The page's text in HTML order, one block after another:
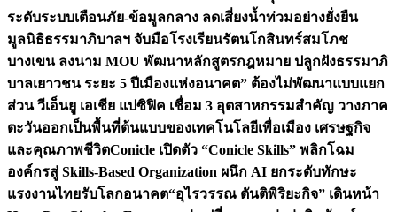
ระดับระบบเตือนภัย-ข้อมูลกลาง ลดเสี่ยงน้ำท่วมอย่างยั่งยืน
มูลนิธิธรรมาภิบาลฯ จับมือโรงเรียนรัตนโกสินทร์สมโภช
บางเขน ลงนาม MOU พัฒนาหลักสูตรกฎหมาย ปลูกฝังธรรมาภิ
บาลเยาวชน ระยะ 5 ปีเมืองแห่งอนาคต” ต้องไม่พัฒนาแบบแยก
ส่วน วีเอ็นยู เอเชีย แปซิฟิค เชื่อม 3 อุตสาหกรรมสำคัญ วางภาค
ตะวันออกเป็นพื้นที่ต้นแบบของเทคโนโลยีเพื่อเมือง เศรษฐกิจ
และคุณภาพชีวิตConicle เปิดตัว “Conicle Skills” พลิกโฉม
องค์กรสู่ Skills-Based Organization ผนึก AI ยกระดับทักษะ
แรงงานไทยรับโลกอนาคต“อุไรวรรณ ตันติพิริยะกิจ” เดินหน้า